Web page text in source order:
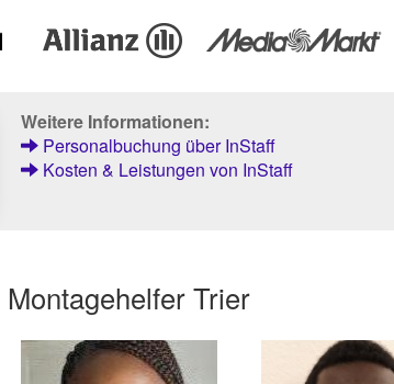
Weitere Informationen:
Personalbuchung über InStaff
Kosten & Leistungen von InStaff
Montagehelfer Trier